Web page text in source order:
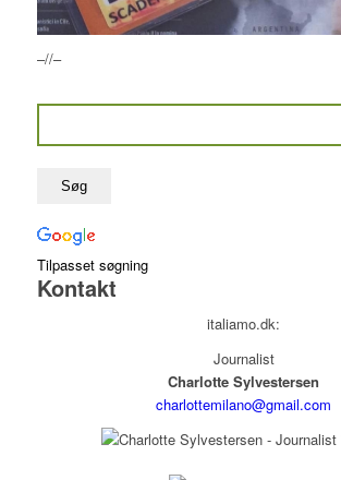
–//–
Tilpasset søgning
Kontakt
italiamo.dk:
Journalist
Charlotte Sylvestersen
charlottemilano@gmail.com